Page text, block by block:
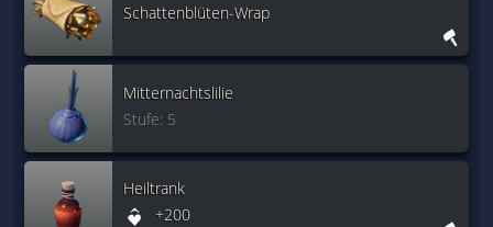
Schattenblüten-Wrap
Mitternachtslilie
Stufe: 5
Heiltrank
+200